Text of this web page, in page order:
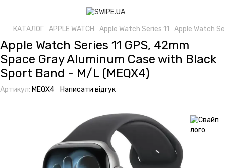
КАТАЛОГ APPLE WATCH Apple Watch Series 11 Apple Watch
Apple Watch Series 11 GPS, 42mm
Space Gray Aluminum Case with Black
Sport Band - M/L (MEQX4)
Артикул: MEQX4 Написати відгук